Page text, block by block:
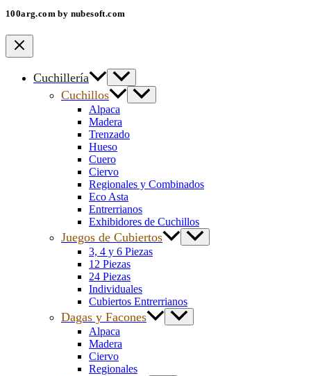
100arg.com by nubesoft.com
Cuchillería
Cuchillos
Alpaca
Madera
Trenzado
Hueso
Cuero
Ciervo
Regionales y Combinados
Eco Asta
Entrerrianos
Exhibidores de Cuchillos
Juegos de Cubiertos
3, 4 y 6 Piezas
12 Piezas
24 Piezas
Individuales
Cubiertos Entrerrianos
Dagas y Facones
Alpaca
Madera
Ciervo
Regionales